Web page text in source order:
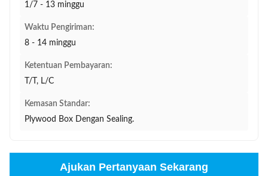
1/7 - 13 minggu
Waktu Pengiriman:
8 - 14 minggu
Ketentuan Pembayaran:
T/T, L/C
Kemasan Standar:
Plywood Box Dengan Sealing.
Ajukan Pertanyaan Sekarang